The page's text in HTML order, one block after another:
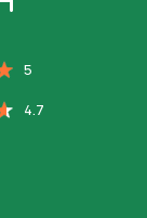
5
4.7